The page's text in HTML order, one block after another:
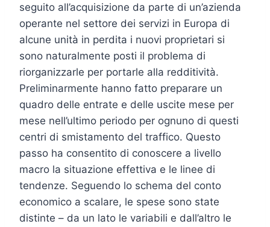
seguito all’acquisizione da parte di un’azienda
operante nel settore dei servizi in Europa di
alcune unità in perdita i nuovi proprietari si
sono naturalmente posti il problema di
riorganizzarle per portarle alla redditività.
Preliminarmente hanno fatto preparare un
quadro delle entrate e delle uscite mese per
mese nell’ultimo periodo per ognuno di questi
centri di smistamento del traffico. Questo
passo ha consentito di conoscere a livello
macro la situazione effettiva e le linee di
tendenze. Seguendo lo schema del conto
economico a scalare, le spese sono state
distinte – da un lato le variabili e dall’altro le